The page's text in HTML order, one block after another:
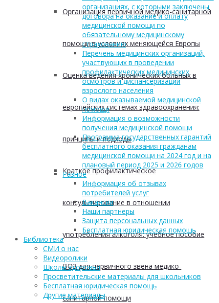
Организация первичной медико-санитарной
помощи в условиях меняющейся Европы
Оценка ведения хронических больных в
европейских системах здравоохранения:
принципы и подходы
Краткое профилактическое
консультирование в отношении
употребления алкоголя: учебное пособие
ВОЗ для первичного звена медико-
санитарной помощи
организациях, с которыми заключены
договора на оказание и оплату
медицинской помощи по
обязательному медицинскому
страхованию
Перечень медицинских организаций,
участвующих в проведении
профилактических медицинских
осмотров и диспансеризации
взрослого населения
О видах оказываемой медицинской
помощи
Информация о возможности
получения медицинской помощи
Программа государственных гарантий
бесплатного оказания гражданам
медицинской помощи на 2024 год и на
плановый период 2025 и 2026 годов
Разное
Информация об отзывах
потребителей услуг
Вакансии
Наши партнеры
Защита персональных данных
Бесплатная юридическая помощь
Библиотека
СМИ о нас
Видеоролики
Школы здоровья
Просветительские материалы для школьников
Бесплатная юридическая помощь
Другие материалы